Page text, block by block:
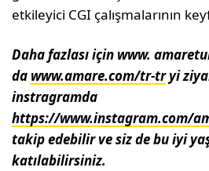
etkileyici CGI çalışmalarının
Daha fazlası için www.
da www.amare.com/tr-tryi
instragramda
https://www.instagram.com/
takip edebilir ve siz de bu iyi
katılabilirsiniz.